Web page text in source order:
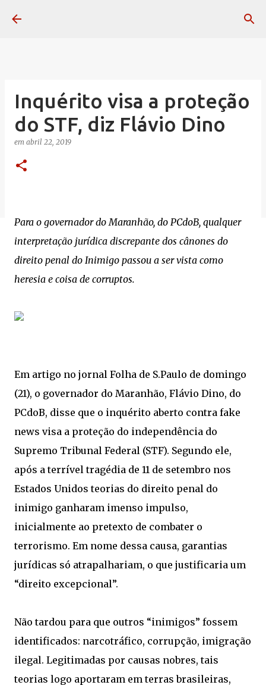
Inquérito visa a proteção
do STF, diz Flávio Dino
em abril 22, 2019
Para o governador do Maranhão, do PCdoB, qualquer
interpretação jurídica discrepante dos cânones do
direito penal do Inimigo passou a ser vista como
heresia e coisa de corruptos.
Em artigo no jornal Folha de S.Paulo de domingo
(21), o governador do Maranhão, Flávio Dino, do
PCdoB, disse que o inquérito aberto contra fake
news visa a proteção do independência do
Supremo Tribunal Federal (STF). Segundo ele,
após a terrível tragédia de 11 de setembro nos
Estados Unidos teorias do direito penal do
inimigo ganharam imenso impulso,
inicialmente ao pretexto de combater o
terrorismo. Em nome dessa causa, garantias
jurídicas só atrapalhariam, o que justificaria um
“direito excepcional”.
Não tardou para que outros “inimigos” fossem
identificados: narcotráfico, corrupção, imigração
ilegal. Legitimadas por causas nobres, tais
teorias logo aportaram em terras brasileiras,